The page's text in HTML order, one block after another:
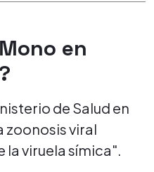
en
de Salud en
zoonosis viral
la viruela símica".